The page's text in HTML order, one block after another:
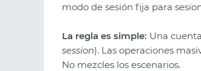
modo de sesión fija para
La regla es simple: Una
session). Las operaciones
No mezcles los escenarios.